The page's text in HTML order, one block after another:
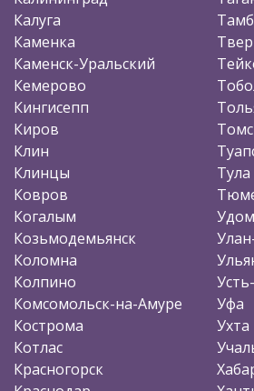
Калуга
Каменка
Каменск-Уральский
Кемерово
Кингисепп
Киров
Клин
Клинцы
Ковров
Когалым
Козьмодемьянск
Коломна
Колпино
Комсомольск-на-Амуре
Кострома
Котлас
Красногорск
Тула
Уфа
Ухта